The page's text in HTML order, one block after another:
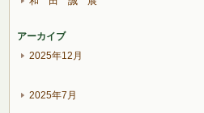
アーカイブ
2025年12月
2025年7月